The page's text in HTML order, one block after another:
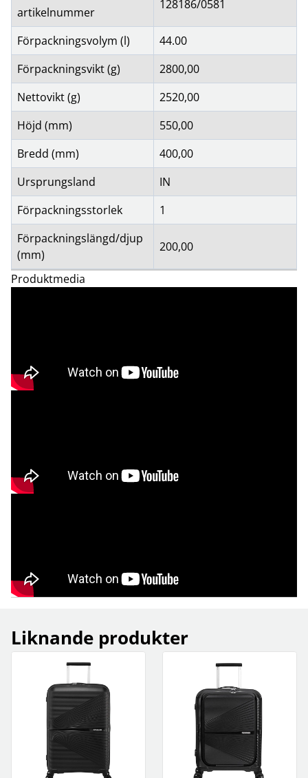
artikelnummer
128186/0581
Förpackningsvolym (l)
44.00
Förpackningsvikt (g)
2800,00
Nettovikt (g)
2520,00
Höjd (mm)
550,00
Bredd (mm)
400,00
Ursprungsland
IN
Förpackningsstorlek
1
Förpackningslängd/djup
(mm)
200,00
Produktmedia
Liknande produkter